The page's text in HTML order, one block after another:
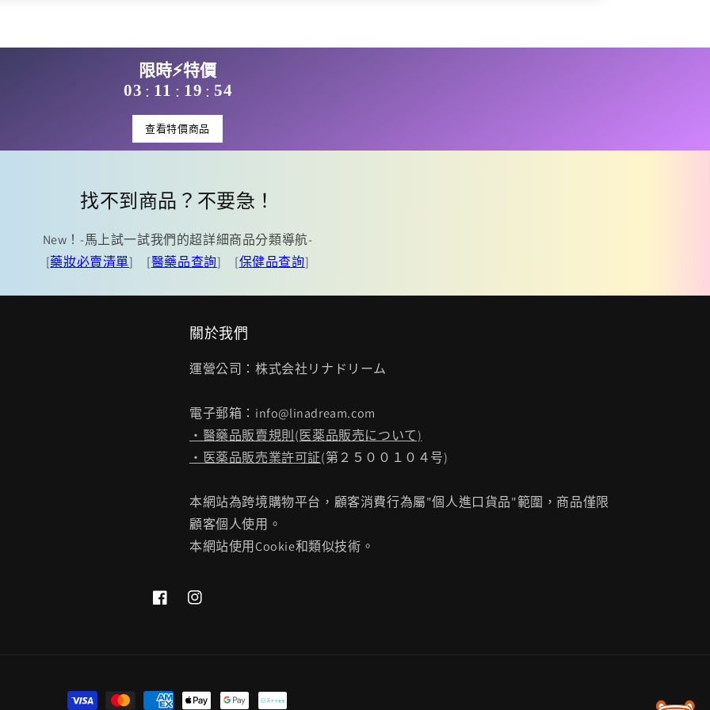
限時⚡特價
03 : 11 : 19 : 53
查看特價商品
找不到商品？不要急！
New！-馬上試一試我們的超詳細商品分類導航-
[藥妝必賣清單] [醫藥品查詢] [保健品查詢]
關於我們
運營公司：株式会社リナドリーム
電子郵箱：info@linadream.com
・醫藥品販賣規則 (医薬品販売について)
・医薬品販売業許可証(第２５００１０４号)
本網站為跨境購物平台，顧客消費行為屬"個人進口貨品"範圍，商品僅限
顧客個人使用。
本網站使用Cookie和類似技術。
FacebookInstagram
付